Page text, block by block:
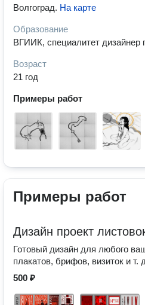
Волгоград. На карте
Образование
ВГИИК, специалитет дизайнер
Возраст
21 год
Примеры работ
Примеры работ
Дизайн проект
Готовый дизайн для любого
плакатов, брифов, визиток и т.
500 ₽